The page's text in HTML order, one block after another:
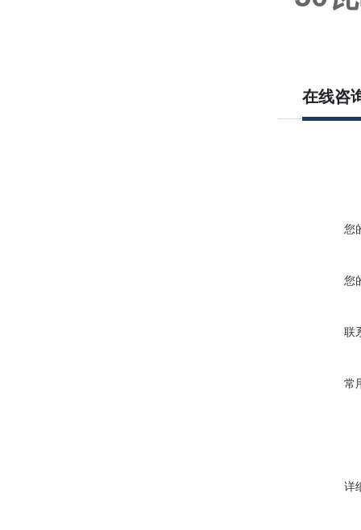
在线咨
您
您
联
常
详